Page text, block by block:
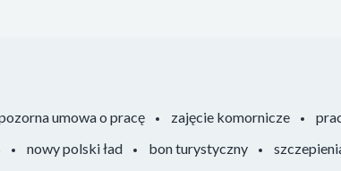
umowa o pracę zajęcie komornicze
nowy polski ład bon turystyczny